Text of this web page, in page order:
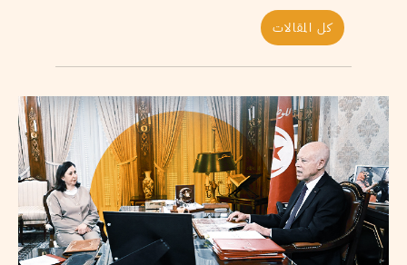
كل المقالات